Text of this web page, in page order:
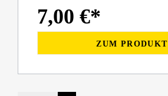
7,00 €*
ZUM PRODUKT